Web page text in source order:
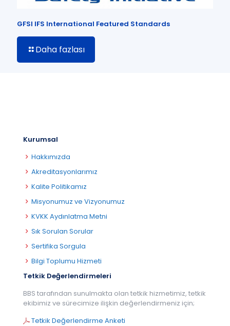
GFSI IFS International Featured Standards
Daha fazlası
Kurumsal
Hakkımızda
Akreditasyonlarımız
Kalite Politikamız
Misyonumuz ve Vizyonumuz
KVKK Aydınlatma Metni
Sık Sorulan Sorular
Sertifika Sorgula
Bilgi Toplumu Hizmeti
Tetkik Değerlendirmeleri
BBS tarafından sunulmakta olan tetkik hizmetimiz, tetkik
ekibimiz ve sürecimize ilişkin değerlendirmeniz için;
Tetkik Değerlendirme Anketi